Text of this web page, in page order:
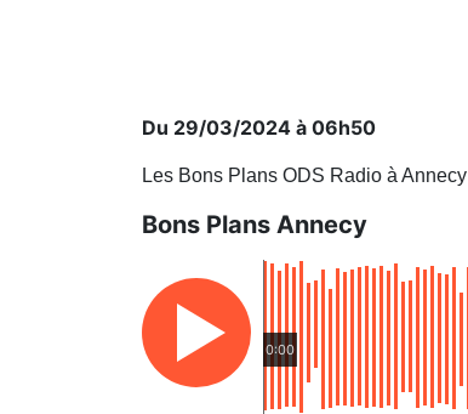
Du 29/03/2024 à 06h50
Les Bons Plans ODS Radio à Annecy
Bons Plans Annecy
0:00